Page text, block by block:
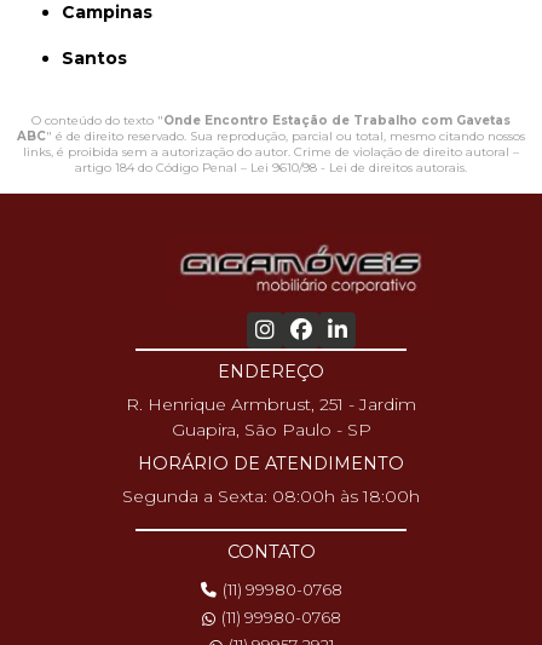
Campinas
Santos
O conteúdo do texto "Onde Encontro Estação de Trabalho com Gavetas
ABC" é de direito reservado. Sua reprodução, parcial ou total, mesmo citando nossos
links, é proibida sem a autorização do autor. Crime de violação de direito autoral –
artigo 184 do Código Penal – Lei 9610/98 - Lei de direitos autorais.
ENDEREÇO
R. Henrique Armbrust, 251 - Jardim
Guapira, São Paulo - SP
HORÁRIO DE ATENDIMENTO
Segunda a Sexta: 08:00h às 18:00h
CONTATO
(11) 99980-0768
(11) 99980-0768